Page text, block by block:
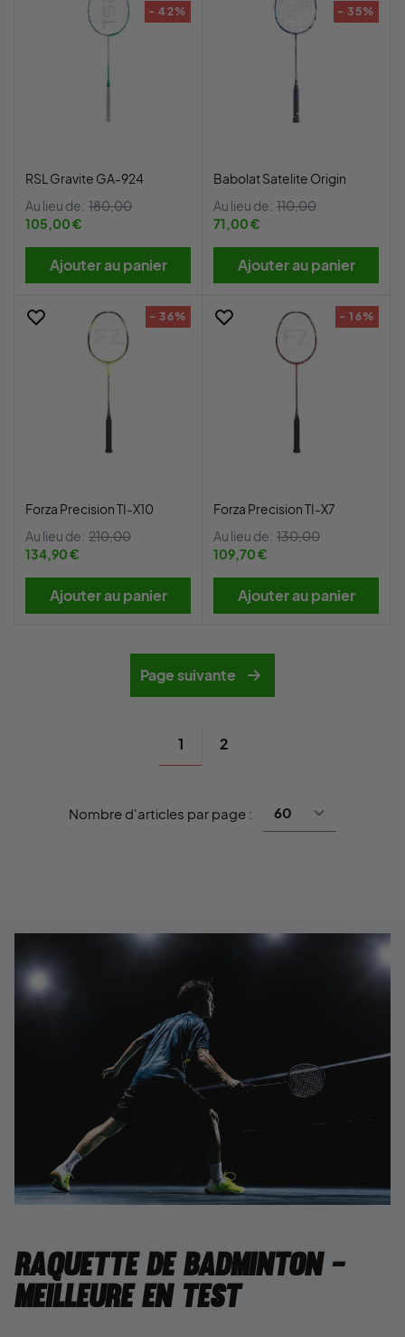
- 42%
RSL Gravite GA-924
Au lieu de: 180,00
105,00 €
Ajouter au panier
- 35%
Babolat Satelite Origin
Au lieu de: 110,00
71,00 €
Ajouter au panier
- 36%
Forza Precision TI-X10
Au lieu de: 210,00
134,90 €
Ajouter au panier
- 16%
Forza Precision TI-X7
Au lieu de: 130,00
109,70 €
Ajouter au panier
Page suivante
1 2
Nombre d'articles par page :
Raquette de badminton -
Meilleure en test